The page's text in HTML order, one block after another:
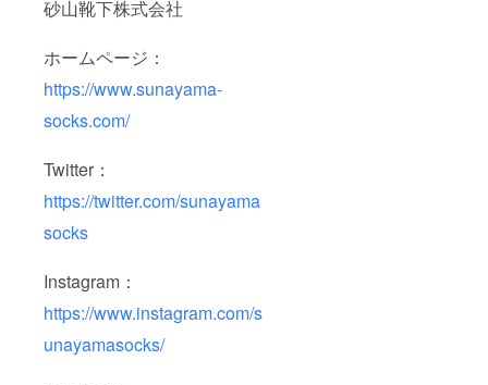
砂山靴下株式会社
ホームページ：
https://www.sunayama-
socks.com/
Twitter：
https://twitter.com/sunayama
socks
Instagram：
https://www.instagram.com/s
unayamasocks/